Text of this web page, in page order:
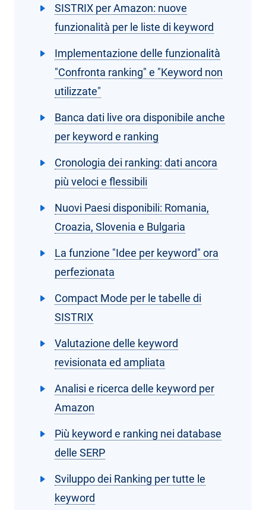
SISTRIX per Amazon: nuove
funzionalità per le liste di keyword
Implementazione delle funzionalità
"Confronta ranking" e "Keyword non
utilizzate"
Banca dati live ora disponibile anche
per keyword e ranking
Cronologia dei ranking: dati ancora
più veloci e flessibili
Nuovi Paesi disponibili: Romania,
Croazia, Slovenia e Bulgaria
La funzione "Idee per keyword" ora
perfezionata
Compact Mode per le tabelle di
SISTRIX
Valutazione delle keyword
revisionata ed ampliata
Analisi e ricerca delle keyword per
Amazon
Più keyword e ranking nei database
delle SERP
Sviluppo dei Ranking per tutte le
keyword